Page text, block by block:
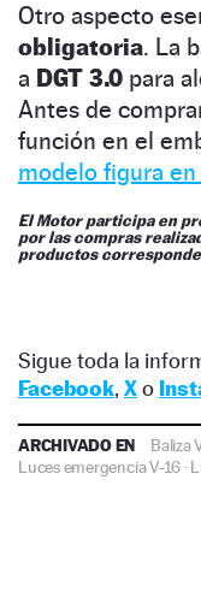
Otro aspecto
obligatoria. La
a DGT 3.0 para
Antes de
función en el
modelo figura
El Motor participa en
por las compras
productos
Sigue toda la
Facebook, Xo
ARCHIVADO EN Baliza
Luces emergencia V-16 ·